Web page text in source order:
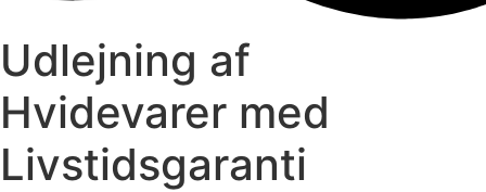
Udlejning af
Hvidevarer med
Livstidsgaranti